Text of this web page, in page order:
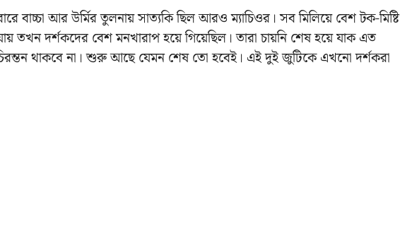
বাচ্চা আর উর্মির তুলনায় সাত্যকি ছিল আরও ম্যাচিওর। সব মিলিয়ে বেশ টক-মিষ্টি
তখন দর্শকদের বেশ মনখারাপ হয়ে গিয়েছিল। তারা চায়নি শেষ হয়ে যাক এত
থাকবে না। শুরু আছে যেমন শেষ তো হবেই। এই দুই জুটিকে এখনো দর্শকরা